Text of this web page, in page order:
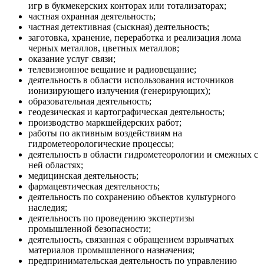
игр в букмекерских конторах или тотализаторах;
частная охранная деятельность;
частная детективная (сыскная) деятельность;
заготовка, хранение, переработка и реализация лома
черных металлов, цветных металлов;
оказание услуг связи;
телевизионное вещание и радиовещание;
деятельность в области использования источников
ионизирующего излучения (генерирующих);
образовательная деятельность;
геодезическая и картографическая деятельность;
производство маркшейдерских работ;
работы по активным воздействиям на
гидрометеорологические процессы;
деятельность в области гидрометеорологии и смежных с
ней областях;
медицинская деятельность;
фармацевтическая деятельность;
деятельность по сохранению объектов культурного
наследия;
деятельность по проведению экспертизы
промышленной безопасности;
деятельность, связанная с обращением взрывчатых
материалов промышленного назначения;
предпринимательская деятельность по управлению